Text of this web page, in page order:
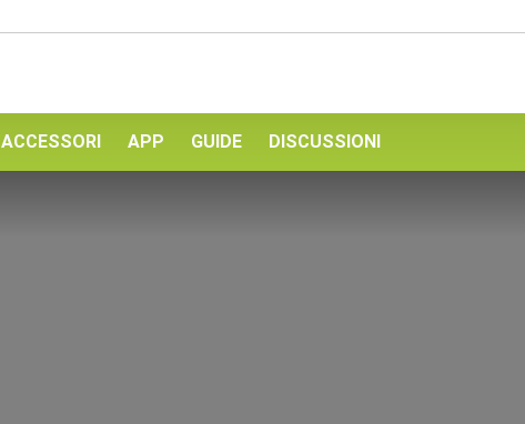
ACCESSORI APP GUIDE DISCUSSIONI